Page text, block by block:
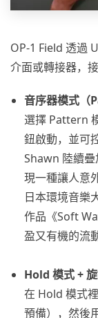
OP-1 Field 透過
介面或轉接器，接
音序器模式
選擇 Pattern
鈕啟動，並可
Shawn 陸續
現一種讓人意
日本環境音樂
作品《Soft
盈又有機的流
Hold 模式 +
在 Hold 模式
預備），然後